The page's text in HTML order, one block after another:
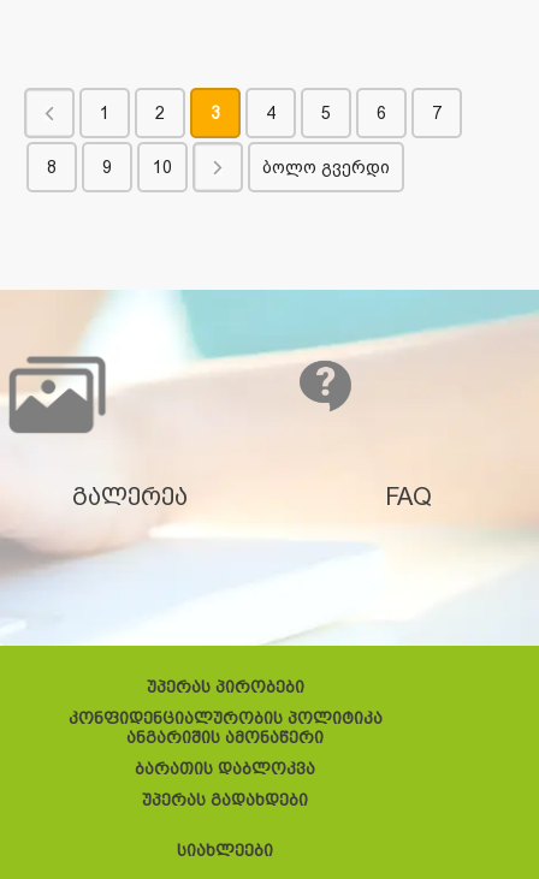
1 2 3 4 5 6 7
8 9 10 ბოლო გვერდი
გალერეა FAQ
უპერას პირობები
კონფიდენციალურობის პოლიტიკა
ანგარიშის ამონაწერი
ბარათის დაბლოკვა
უპერას გადახდები
სიახლეები